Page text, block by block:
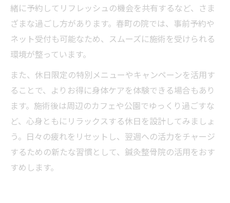
緒に予約してリフレッシュの機会を共有するなど、さま
ざまな過ごし方があります。春町の院では、事前予約や
ネット受付も可能なため、スムーズに施術を受けられる
環境が整っています。
また、休日限定の特別メニューやキャンペーンを活用す
ることで、よりお得に身体ケアを体験できる場合もあり
ます。施術後は周辺のカフェや公園でゆっくり過ごすな
ど、心身ともにリラックスする休日を設計してみましょ
う。日々の疲れをリセットし、翌週への活力をチャージ
するための新たな習慣として、鍼灸整骨院の活用をおす
すめします。